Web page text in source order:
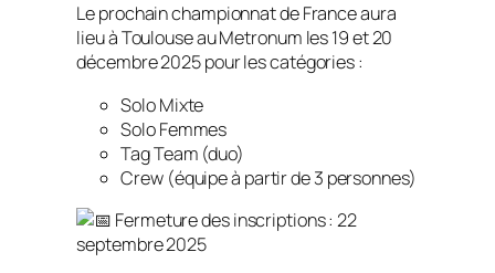
Le prochain championnat de France aura
lieu à Toulouse au Metronum les 19 et 20
décembre 2025 pour les catégories :
Solo Mixte
Solo Femmes
Tag Team (duo)
Crew (équipe à partir de 3 personnes)
Fermeture des inscriptions : 22
septembre 2025